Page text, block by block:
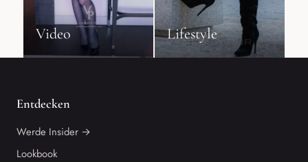
Video Lifestyle
Entdecken
Werde Insider →
Lookbook